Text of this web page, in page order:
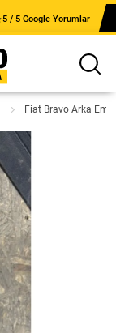
5 / 5 Google Yorumlar
Fiat Bravo Arka